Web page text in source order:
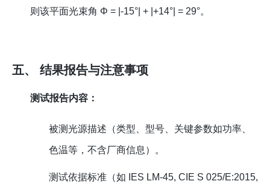
则该平面光束角 Φ = |-15°| + |+14°| = 29°。
五、 结果报告与注意事项
测试报告内容：
被测光源描述（类型、型号、关键参数如功率、
色温等，不含厂商信息）。
测试依据标准（如 IES LM-45, CIE S 025/E:2015,